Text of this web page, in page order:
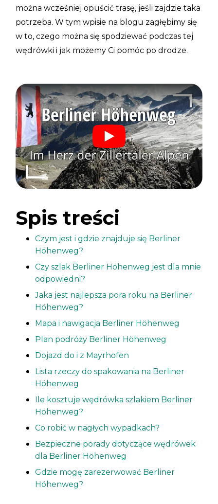
można wcześniej opuścić trasę, jeśli zajdzie taka
potrzeba. W tym wpisie na blogu zagłębimy się
w to, czego można się spodziewać podczas tej
wędrówki i jak możemy Ci pomóc po drodze.
Spis treści
Czym jest i gdzie znajduje się Berliner
Höhenweg?
Czy szlak Berliner Höhenweg jest dla mnie
odpowiedni?
Jaka jest najlepsza pora roku na Berliner
Höhenweg?
Mapa i nawigacja Berliner Höhenweg
Plan podróży Berliner Höhenweg
Dojazd do i z Mayrhofen
Lista rzeczy do spakowania na Berliner
Höhenweg
Ile kosztuje wędrówka szlakiem Berliner
Höhenweg?
Co robić w nagłych wypadkach?
Bezpieczne porady dotyczące wędrówek
dla Berliner Höhenweg
Gdzie mogę zarezerwować Berliner
Höhenweg?